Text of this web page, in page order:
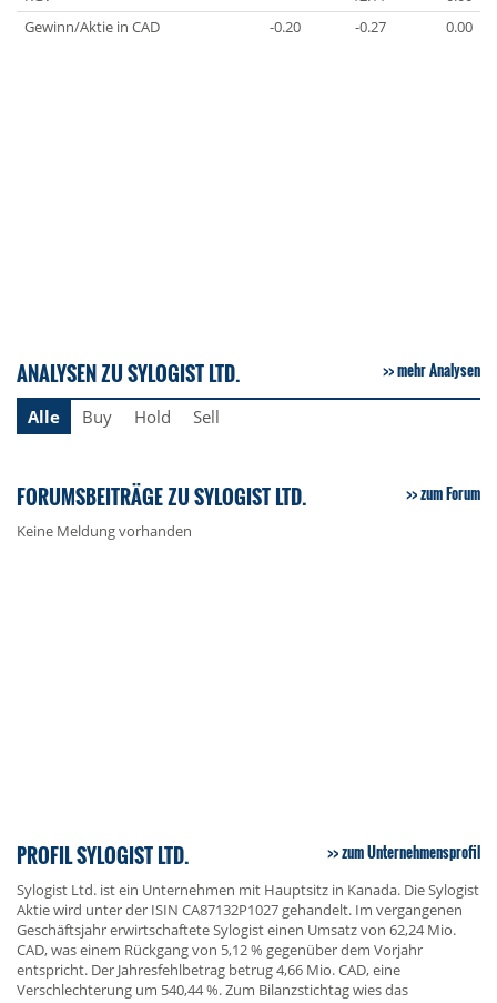
Gewinn/Aktie in CAD
-0.20 -0.27 0.00
ANALYSEN ZU SYLOGIST LTD. mehr Analysen
Alle Buy Hold Sell
FORUMSBEITRÄGE ZU SYLOGIST LTD. zum Forum
Keine Meldung vorhanden
PROFIL SYLOGIST LTD. zum Unternehmensprofil
Sylogist Ltd. ist ein Unternehmen mit Hauptsitz in Kanada. Die Sylogist
Aktie wird unter der ISIN CA87132P1027 gehandelt. Im vergangenen
Geschäftsjahr erwirtschaftete Sylogist einen Umsatz von 62,24 Mio.
CAD, was einem Rückgang von 5,12 % gegenüber dem Vorjahr
entspricht. Der Jahresfehlbetrag betrug 4,66 Mio. CAD, eine
Verschlechterung um 540,44 %. Zum Bilanzstichtag wies das